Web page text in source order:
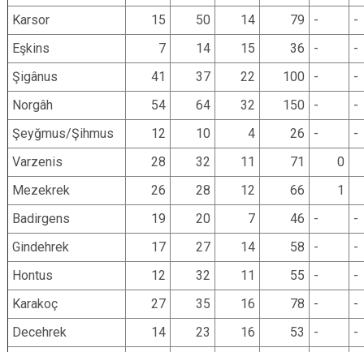
Karsor
15 50 14 79 -
-
Eşkins
7 14 15 36 -
-
Şigânus
41 37 22 100 -
-
Norgâh
54 64 32 150 -
-
Şeyğmus/Şihmus
12 10 4 26 -
-
Varzenis
28 32 11 71
0
Mezekrek
26 28 12 66
1
Badirgens
19 20 7 46 -
-
Gindehrek
17 27 14 58 -
-
Hontus
12 32 11 55 -
-
Karakoç
27 35 16 78 -
-
Decehrek
14 23 16 53 -
-